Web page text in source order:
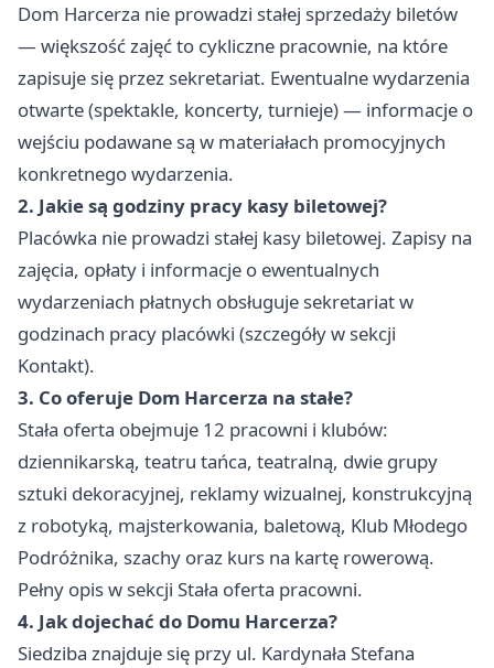
Dom Harcerza nie prowadzi stałej sprzedaży biletów
— większość zajęć to cykliczne pracownie, na które
zapisuje się przez sekretariat. Ewentualne wydarzenia
otwarte (spektakle, koncerty, turnieje) — informacje o
wejściu podawane są w materiałach promocyjnych
konkretnego wydarzenia.
2. Jakie są godziny pracy kasy biletowej?
Placówka nie prowadzi stałej kasy biletowej. Zapisy na
zajęcia, opłaty i informacje o ewentualnych
wydarzeniach płatnych obsługuje sekretariat w
godzinach pracy placówki (szczegóły w sekcji
Kontakt).
3. Co oferuje Dom Harcerza na stałe?
Stała oferta obejmuje 12 pracowni i klubów:
dziennikarską, teatru tańca, teatralną, dwie grupy
sztuki dekoracyjnej, reklamy wizualnej, konstrukcyjną
z robotyką, majsterkowania, baletową, Klub Młodego
Podróżnika, szachy oraz kurs na kartę rowerową.
Pełny opis w sekcji Stała oferta pracowni.
4. Jak dojechać do Domu Harcerza?
Siedziba znajduje się przy ul. Kardynała Stefana